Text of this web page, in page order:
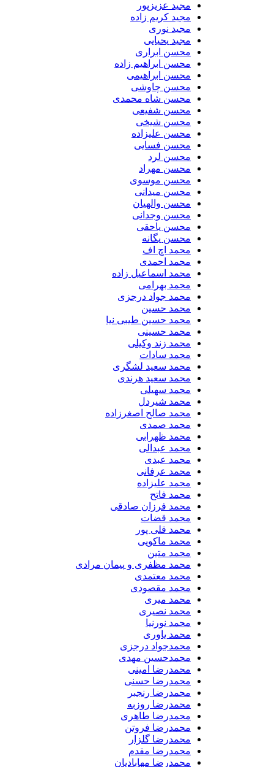
مجید عزیزپور
مجید کریم زاده
مجید نوری
مجید یحیایی
محسن ابراری
محسن ابراهیم زاده
محسن ابراهیمی
محسن چاوشی
محسن شاه محمدی
محسن شفیعی
محسن شیخی
محسن علیزاده
محسن فسایی
محسن لرد
محسن مهراد
محسن موسوی
محسن میدانی
محسن والهیان
محسن وجدانی
محسن یاحقی
محسن یگانه
محمد اچ اف
محمد احمدی
محمد اسماعیل زاده
محمد بهرامی
محمد جواد درجزی
محمد حسین
محمد حسین طیبی نیا
محمد حسینی
محمد زند وکیلی
محمد سادات
محمد سعید لشگری
محمد سعید هرندی
محمد سهیلی
​محمد شیردل
محمد صالح اصغرزاده
محمد صمدی
محمد ظهرابی
محمد عبدالی
محمد عبدی
محمد عرفانی
محمد علیزاده
محمد فاتح
محمد فرزان صادقی
محمد قضات
محمد قلی پور
محمد ماکویی
محمد متین
محمد مظفری و پیمان مرادی
محمد معتمدی
محمد مقصودی
محمد میری
محمد نصیری
محمد نورنیا
محمد یاوری
محمدجواد درجزی
محمدحسین مهدی
محمدرضا امینی
محمدرضا حسنی
محمدرضا رنجبر
محمدرضا روزبه
محمدرضا طاهری
محمدرضا فروتن
محمدرضا گلزار
محمدرضا مقدم
محمدرضا مهابادیان